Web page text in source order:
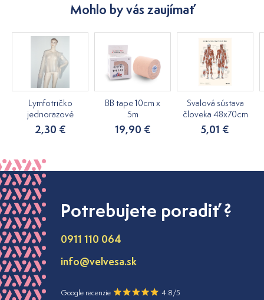
Mohlo by vás zaujímať
Lymfotričko
jednorazové
2,30 €
BB tape 10cm x
5m
19,90 €
Svalová sústava
človeka 48x70cm
5,01 €
Potrebujete poradiť ?
0911 110 064
info@velvesa.sk
Google recenzie 4.8/5